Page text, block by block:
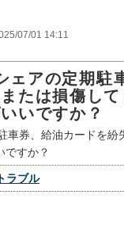
07/01 14:11
ェアの定期駐
たは損傷して
いですか？
車券、給油カードを紛
ですか？
ラブル